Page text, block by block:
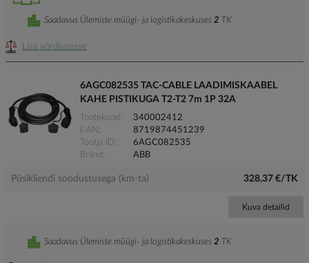
Lisa võrdlusesse
Saadavus Ülemiste müügi- ja logistikakeskuses 2 TK
6AGC082535 TAC-CABLE LAADIMISKAABEL
KAHE PISTIKUGA T2-T2 7m 1P 32A
Tootekood
340002412
EAN
8719874451239
Tootja ID
6AGC082535
Bränd
ABB
Püsikliendi soodustusega (km-ta) 328,37 €/TK
Kuva detailid
Saadavus Ülemiste müügi- ja logistikakeskuses 2 TK